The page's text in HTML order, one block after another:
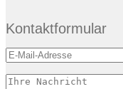
Kontaktformular